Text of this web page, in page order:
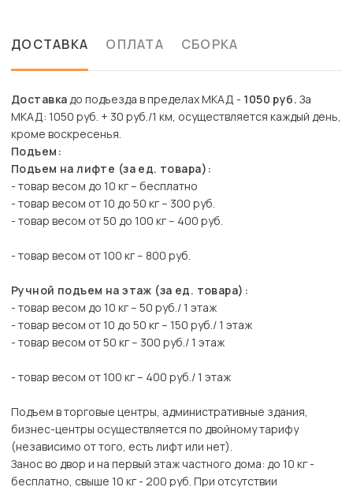
ДОСТАВКА ОПЛАТА СБОРКА
Доставкадо подъезда в пределах МКАД - 1050 руб. За
МКАД: 1050 руб. + 30 руб./1 км, осуществляется каждый день,
кроме воскресенья.
Подъем:
Подъем на лифте (за ед. товара):
- товар весом до 10 кг – бесплатно
- товар весом от 10 до 50 кг – 300 руб.
- товар весом от 50 до 100 кг – 400 руб.
- товар весом от 100 кг – 800 руб.
Ручной подъем на этаж (за ед. товара):
- товар весом до 10 кг – 50 руб./ 1 этаж
- товар весом от 10 до 50 кг – 150 руб./ 1 этаж
- товар весом от 50 кг – 300 руб./ 1 этаж
- товар весом от 100 кг – 400 руб./ 1 этаж
Подъем в торговые центры, административные здания,
бизнес-центры осуществляется по двойному тарифу
(независимо от того, есть лифт или нет).
Занос во двор и на первый этаж частного дома: до 10 кг -
бесплатно, свыше 10 кг - 200 руб. При отсутствии